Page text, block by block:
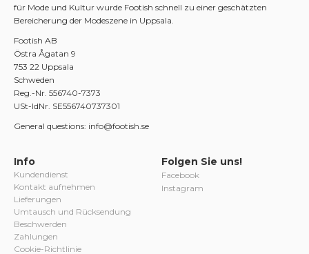
für Mode und Kultur wurde Footish schnell zu einer geschätzten
Bereicherung der Modeszene in Uppsala.
Footish AB
Östra Ågatan 9
753 22 Uppsala
Schweden
Reg.-Nr. 556740-7373
USt-IdNr. SE556740737301
General questions: info@footish.se
Info
Kundendienst
Kontakt aufnehmen
Lieferungen
Umtausch und Rücksendung
Beschwerden
Zahlungen
Cookie-Richtlinie
Folgen Sie uns!
Facebook
Instagram